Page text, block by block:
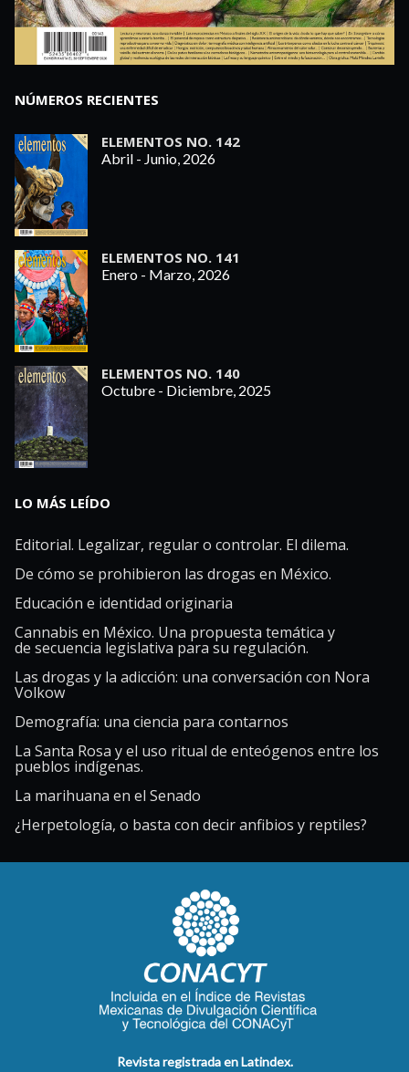
NÚMEROS RECIENTES
ELEMENTOS NO. 142
Abril - Junio, 2026
ELEMENTOS NO. 141
Enero - Marzo, 2026
ELEMENTOS NO. 140
Octubre - Diciembre, 2025
LO MÁS LEÍDO
Editorial. Legalizar, regular o controlar. El dilema.
De cómo se prohibieron las drogas en México.
Educación e identidad originaria
Cannabis en México. Una propuesta temática y
de secuencia legislativa para su regulación.
Las drogas y la adicción: una conversación con Nora
Volkow
Demografía: una ciencia para contarnos
La Santa Rosa y el uso ritual de enteógenos entre los
pueblos indígenas.
La marihuana en el Senado
¿Herpetología, o basta con decir anfibios y reptiles?
Revista registrada en Latindex.